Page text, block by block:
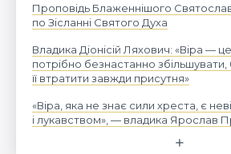
Проповідь Блаженнішого
по Зісланні Святого Духа
Владика Діонісій Ляхович: «Віра —
потрібно безнастанно
її втратити завжди присутня»
«Віра, яка не знає сили хреста, є
і лукавством», — владика Ярослав